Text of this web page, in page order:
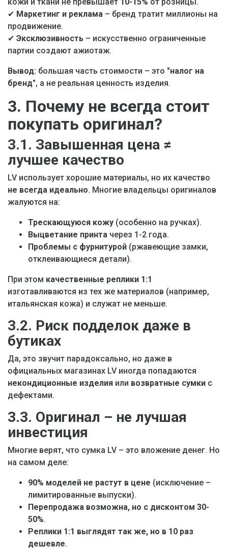
✔ Маркетинг и реклама – бренд тратит миллионы на
продвижение.
✔ Эксклюзивность – искусственно ограниченные
партии создают ажиотаж.
Вывод: большая часть стоимости – это "налог на
бренд", а не реальная ценность изделия.
3. Почему не всегда стоит
покупать оригинал?
3.1. Завышенная цена ≠
лучшее качество
LV использует хорошие материалы, но их качество
не всегда идеально. Многие владельцы оригиналов
жалуются на:
Трескающуюся кожу (особенно на ручках).
Выцветание принта через 1-2 года.
Проблемы с фурнитурой (ржавеющие замки,
отклеивающиеся детали).
При этом качественные реплики 1:1
изготавливаются из тех же материалов (например,
итальянская кожа) и служат не меньше.
3.2. Риск подделок даже в
бутиках
Да, это звучит парадоксально, но даже в
официальных магазинах LV иногда попадаются
некондиционные изделия или возвратные сумки с
дефектами.
3.3. Оригинал – не лучшая
инвестиция
Многие верят, что сумка LV – это вложение денег. Но
на самом деле:
90% моделей не растут в цене (исключение –
лимитированные выпуски).
Перепродажа возможна, но с дисконтом 30-
50%.
Реплики 1:1 выглядят так же, но в 10 раз
дешевле.